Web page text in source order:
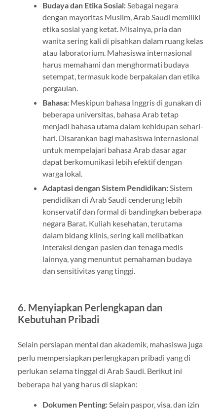
Budaya dan Etika Sosial:Sebagai negara
dengan mayoritas Muslim, Arab Saudi memiliki
etika sosial yang ketat. Misalnya, pria dan
wanita sering kali di pisahkan dalam ruang kelas
atau laboratorium. Mahasiswa internasional
harus memahami dan menghormati budaya
setempat, termasuk kode berpakaian dan etika
pergaulan.
Bahasa:Meskipun bahasa Inggris di gunakan di
beberapa universitas, bahasa Arab tetap
menjadi bahasa utama dalam kehidupan sehari-
hari. Disarankan bagi mahasiswa internasional
untuk mempelajari bahasa Arab dasar agar
dapat berkomunikasi lebih efektif dengan
warga lokal.
Adaptasi dengan Sistem Pendidikan:Sistem
pendidikan di Arab Saudi cenderung lebih
konservatif dan formal di bandingkan beberapa
negara Barat. Kuliah kesehatan, terutama
dalam bidang klinis, sering kali melibatkan
interaksi dengan pasien dan tenaga medis
lainnya, yang menuntut pemahaman budaya
dan sensitivitas yang tinggi.
6. Menyiapkan Perlengkapan dan
Kebutuhan Pribadi
Selain persiapan mental dan akademik, mahasiswa juga
perlu mempersiapkan perlengkapan pribadi yang di
perlukan selama tinggal di Arab Saudi. Berikut ini
beberapa hal yang harus di siapkan:
Dokumen Penting:Selain paspor, visa, dan izin